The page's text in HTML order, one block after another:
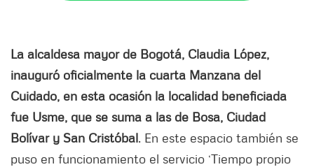
La alcaldesa mayor de Bogotá, Claudia López,
inauguró oficialmente la cuarta Manzana del
Cuidado, en esta ocasión la localidad beneficiada
fue Usme, que se suma a las de Bosa, Ciudad
Bolívar y San Cristóbal. En este espacio también se
puso en funcionamiento el servicio ‘Tiempo propio